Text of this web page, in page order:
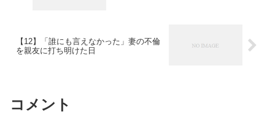
【12】「誰にも言えなかった」妻の不倫
を親友に打ち明けた日
コメント